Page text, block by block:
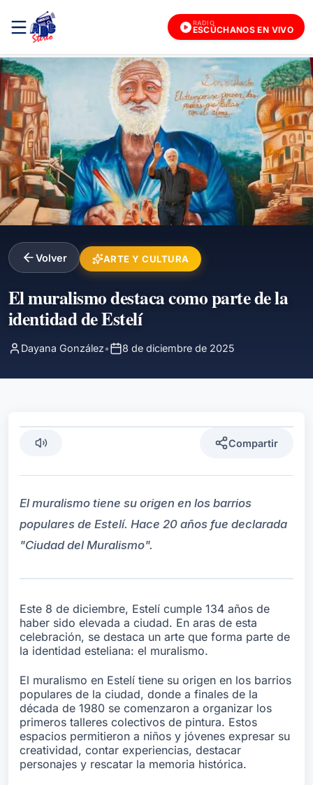
RADIO
ESCÚCHANOS EN VIVO
Volver ARTE Y CULTURA
El muralismo destaca como parte de la
identidad de Estelí
Dayana González• 8 de diciembre de 2025
Compartir
El muralismo tiene su origen en los barrios
populares de Estelí. Hace 20 años fue declarada
"Ciudad del Muralismo".
Este 8 de diciembre, Estelí cumple 134 años de
haber sido elevada a ciudad. En aras de esta
celebración, se destaca un arte que forma parte de
la identidad esteliana: el muralismo.
El muralismo en Estelí tiene su origen en los barrios
populares de la ciudad, donde a finales de la
década de 1980 se comenzaron a organizar los
primeros talleres colectivos de pintura. Estos
espacios permitieron a niños y jóvenes expresar su
creatividad, contar experiencias, destacar
personajes y rescatar la memoria histórica.